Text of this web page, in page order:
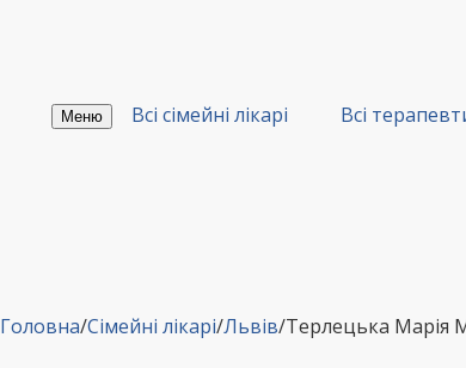
Меню Всі сімейні лікарі Всі
Головна/Сімейні лікарі/Львів/Терлецька Марія